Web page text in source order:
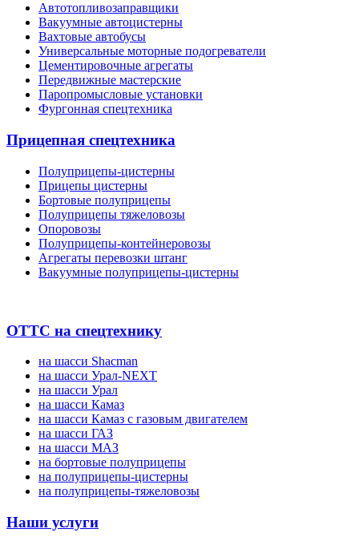
Автотопливозаправщики
Вакуумные автоцистерны
Вахтовые автобусы
Универсальные моторные подогреватели
Цементировочные агрегаты
Передвижные мастерские
Паропромысловые установки
Фургонная спецтехника
Прицепная спецтехника
Полуприцепы-цистерны
Прицепы цистерны
Бортовые полуприцепы
Полуприцепы тяжеловозы
Опоровозы
Полуприцепы-контейнеровозы
Агрегаты перевозки штанг
Вакуумные полуприцепы-цистерны
ОТТС на спецтехнику
на шасси Shacman
на шасси Урал-NEXT
на шасси Урал
на шасси Камаз
на шасси Камаз с газовым двигателем
на шасси ГАЗ
на шасси МАЗ
на бортовые полуприцепы
на полуприцепы-цистерны
на полуприцепы-тяжеловозы
Наши услуги